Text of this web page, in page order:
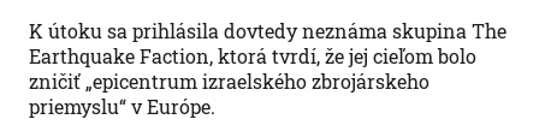
K útoku sa prihlásila dovtedy neznáma skupina The
Earthquake Faction, ktorá tvrdí, že jej cieľom bolo
zničiť „epicentrum izraelského zbrojárskeho
priemyslu“ v Európe.